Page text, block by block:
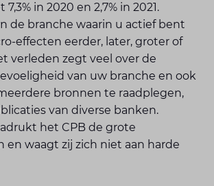
in 2020 en 2,7% in 2021.
de branche waarin u actief bent
effecten eerder, later, groter of
verleden zegt veel over de
van uw branche en ook
bronnen te raadplegen,
van diverse banken.
het CPB de grote
en waagt zij zich niet aan harde